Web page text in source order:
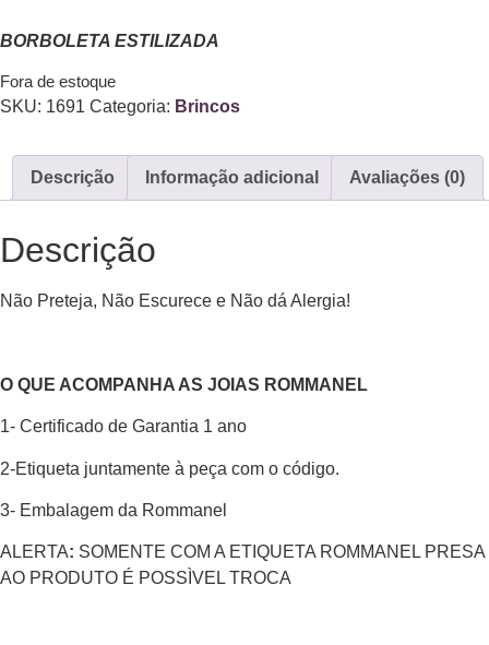
BORBOLETA ESTILIZADA
Fora de estoque
SKU: 1691 Categoria: Brincos
Descrição Informação adicional Avaliações (0)
Descrição
Não Preteja, Não Escurece e Não dá Alergia!
O QUE ACOMPANHA AS JOIAS ROMMANEL
1- Certificado de Garantia 1 ano
2-Etiqueta juntamente à peça com o código.
3- Embalagem da Rommanel
ALERTA: SOMENTE COM A ETIQUETA ROMMANEL PRESA
AO PRODUTO É POSSÌVEL TROCA